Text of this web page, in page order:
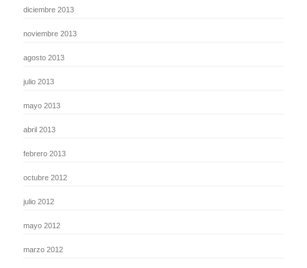
diciembre 2013
noviembre 2013
agosto 2013
julio 2013
mayo 2013
abril 2013
febrero 2013
octubre 2012
julio 2012
mayo 2012
marzo 2012